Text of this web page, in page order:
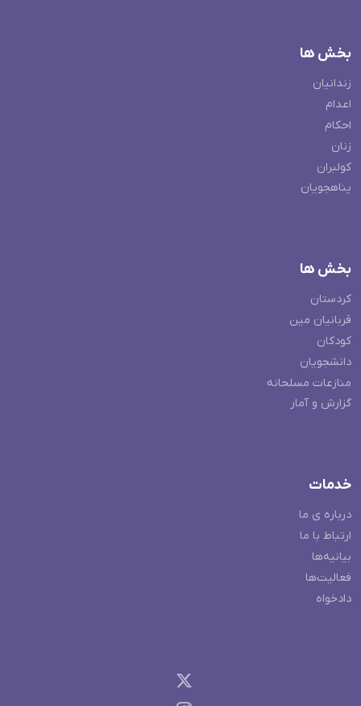
بخش ها
زندانیان
اعدام
احکام
زنان
کولبران
پناهجویان
بخش ها
کردستان
قربانیان مین
کودکان
دانشجویان
منازعات مسلحانه
گزارش و آمار
خدمات
درباره ی ما
ارتباط با ما
بیانیه‌ها
فعالیت‌ها
دادخواه